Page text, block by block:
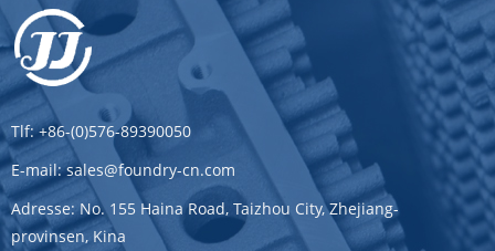
Tlf: +86-(0)576-89390050
E-mail: sales@foundry-cn.com
Adresse: No. 155 Haina Road, Taizhou City, Zhejiang-
provinsen, Kina